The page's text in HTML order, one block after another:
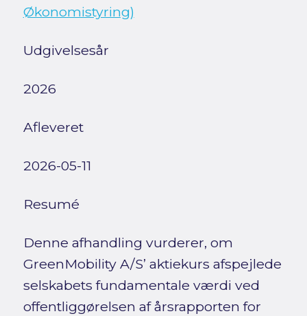
Økonomistyring)
Udgivelsesår
2026
Afleveret
2026-05-11
Resumé
Denne afhandling vurderer, om
GreenMobility A/S’ aktiekurs afspejlede
selskabets fundamentale værdi ved
offentliggørelsen af årsrapporten for